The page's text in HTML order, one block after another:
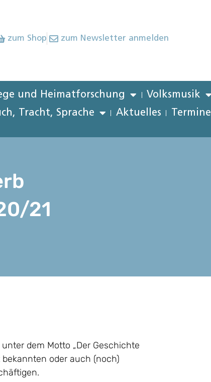
zum Shop zum Newsletter anmelden
und Heimatforschung Volksmusik
Tracht, Sprache
Aktuelles Termine
21
dem Motto „Der Geschichte
oder auch (noch)